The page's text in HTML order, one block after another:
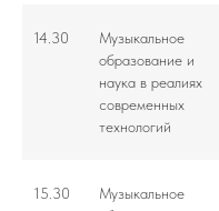
14.30
Музыкальное
образование и
наука в реалиях
современных
технологий
15.30
Музыкальное